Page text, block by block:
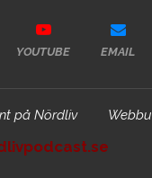
YOUTUBE EMAIL
på Nördliv